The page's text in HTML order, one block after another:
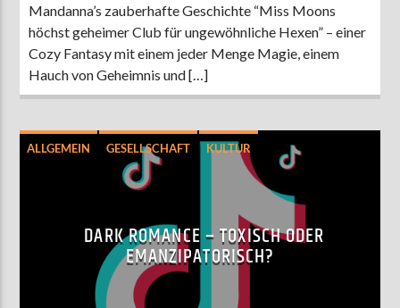
Mandanna’s zauberhafte Geschichte “Miss Moons
höchst geheimer Club für ungewöhnliche Hexen” – einer
Cozy Fantasy mit einem jeder Menge Magie, einem
Hauch von Geheimnis und […]
ALLGEMEIN GESELLSCHAFT KULTUR
DARK ROMANCE – TOXISCH ODER
EMANZIPATORISCH?